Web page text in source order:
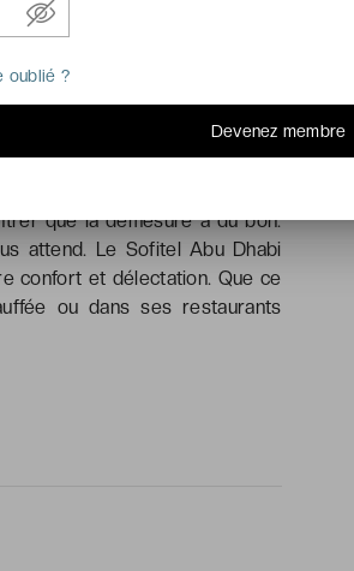
émiratie à
c’est tout naturellement que
que la démesure a du bon.
attend. Le Sofitel Abu Dhabi
confort et délectation. Que ce
ou dans ses restaurants
oublié ?
Devenez membre